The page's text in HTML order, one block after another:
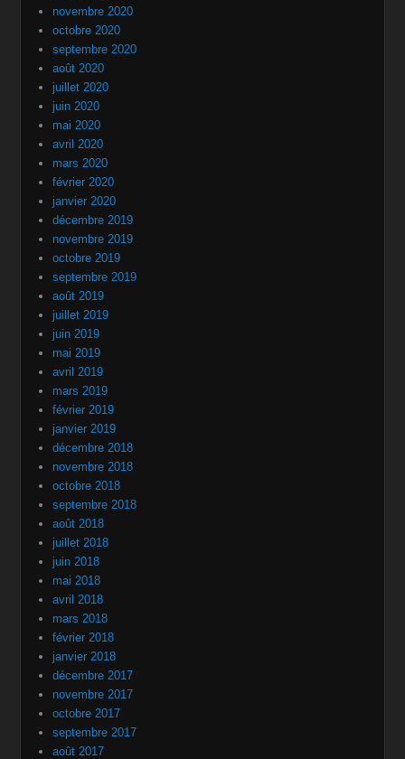
novembre 2020
octobre 2020
septembre 2020
août 2020
juillet 2020
juin 2020
mai 2020
avril 2020
mars 2020
février 2020
janvier 2020
décembre 2019
novembre 2019
octobre 2019
septembre 2019
août 2019
juillet 2019
juin 2019
mai 2019
avril 2019
mars 2019
février 2019
janvier 2019
décembre 2018
novembre 2018
octobre 2018
septembre 2018
août 2018
juillet 2018
juin 2018
mai 2018
avril 2018
mars 2018
février 2018
janvier 2018
décembre 2017
novembre 2017
octobre 2017
septembre 2017
août 2017